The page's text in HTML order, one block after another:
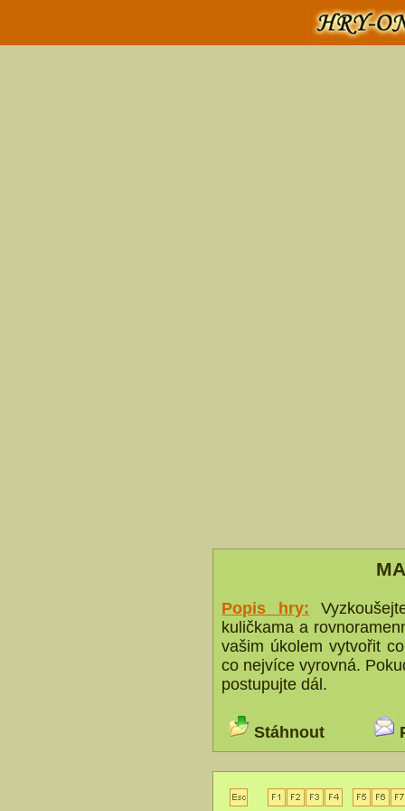
Popis hry:
kuličkama a
vašim úkolem vytvořit
co nejvíce vyrovná.
postupujte dál.
Stáhnout